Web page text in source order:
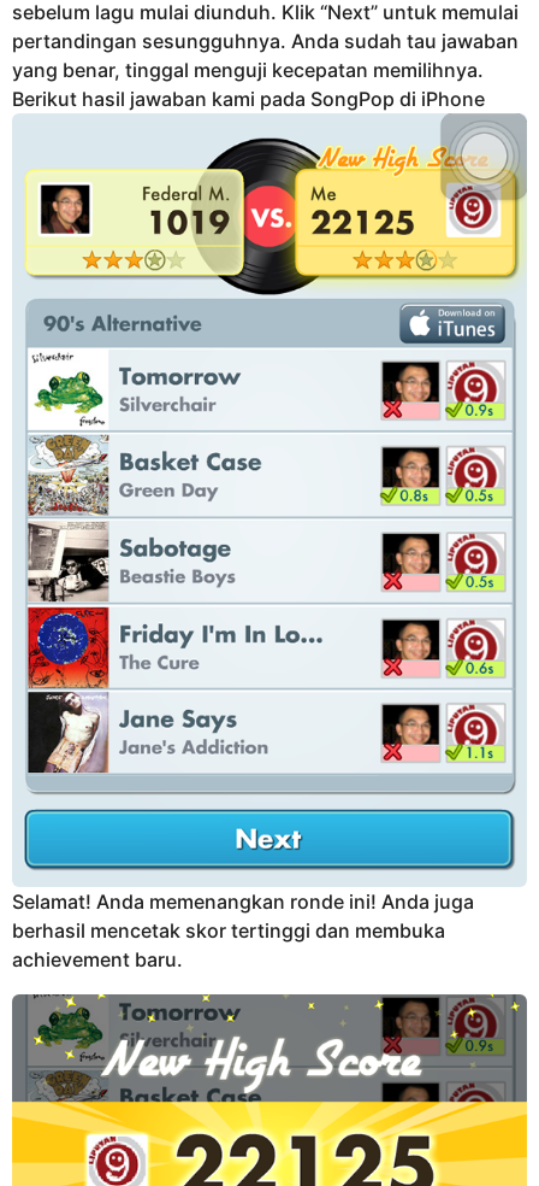
sebelum lagu mulai diunduh. Klik “Next” untuk memulai
pertandingan sesungguhnya. Anda sudah tau jawaban
yang benar, tinggal menguji kecepatan memilihnya.
Berikut hasil jawaban kami pada SongPop di iPhone
Selamat! Anda memenangkan ronde ini! Anda juga
berhasil mencetak skor tertinggi dan membuka
achievement baru.